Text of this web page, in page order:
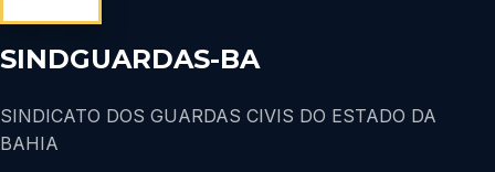
SINDGUARDAS-BA
SINDICATO DOS GUARDAS CIVIS DO ESTADO DA
BAHIA